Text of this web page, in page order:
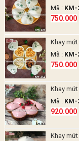
Mã : KM-
750.000
Khay
Mã : KM-
750.000
Khay
Mã : KM-
920.000
Khay